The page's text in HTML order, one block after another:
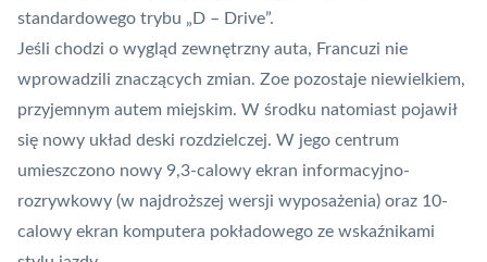
standardowego trybu „D – Drive”.
Jeśli chodzi o wygląd zewnętrzny auta, Francuzi nie
wprowadzili znaczących zmian. Zoe pozostaje niewielkiem,
przyjemnym autem miejskim. W środku natomiast pojawił
się nowy układ deski rozdzielczej. W jego centrum
umieszczono nowy 9,3-calowy ekran informacyjno-
rozrywkowy (w najdroższej wersji wyposażenia) oraz 10-
calowy ekran komputera pokładowego ze wskaźnikami